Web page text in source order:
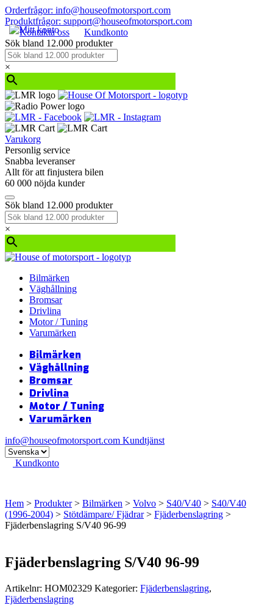
Orderfrågor: info@houseofmotorsport.com
Produktfrågor: support@houseofmotorsport.com
Kontakta oss
Kundkonto
Sök bland 12.000 produkter
×
Varukorg
Personlig service
Snabba leveranser
Allt för att finjustera bilen
60 000 nöjda kunder
Sök bland 12.000 produkter
×
Bilmärken
Väghållning
Bromsar
Drivlina
Motor / Tuning
Varumärken
Bilmärken
Väghållning
Bromsar
Drivlina
Motor / Tuning
Varumärken
info@houseofmotorsport.com Kundtjänst
Kundkonto
Hem > Produkter> Bilmärken > Volvo > S40/V40 > S40/V40
(1996-2004) > Stötdämpare/ Fjädrar> Fjäderbenslagring >
Fjäderbenslagring S/V40 96-99
Fjäderbenslagring S/V40 96-99
Artikelnr: HOM02329 Kategorier: Fjäderbenslagring,
Fjäderbenslagring